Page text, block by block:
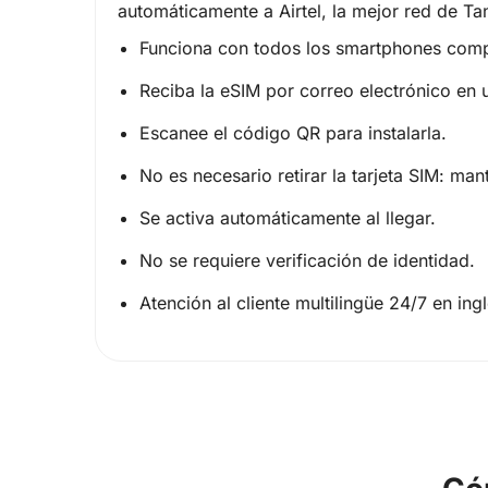
automáticamente a Airtel, la mejor red de
Funciona con todos los smartphones
Reciba la eSIM por correo electrónico
Escanee el código QR para instalarla.
No es necesario retirar la tarjeta SIM:
Se activa automáticamente al llegar.
No se requiere verificación de identidad.
Atención al cliente multilingüe 24/7 en